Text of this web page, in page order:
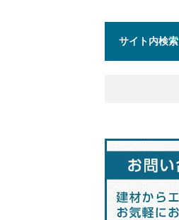
サイト内検索